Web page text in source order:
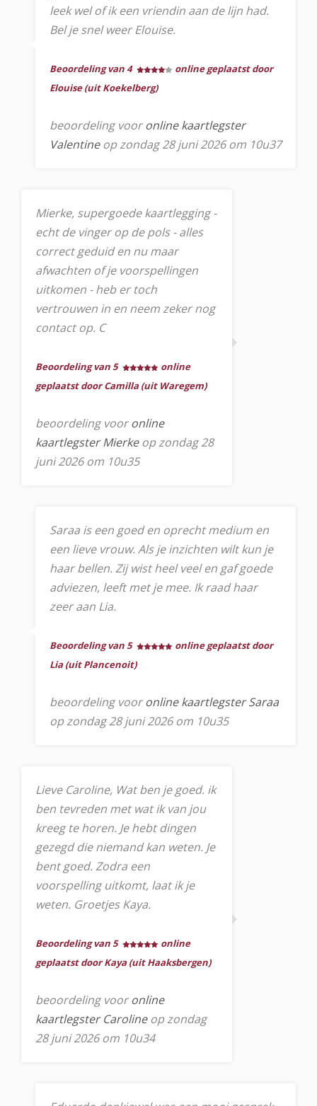
leek wel of ik een vriendin aan de lijn had.
Bel je snel weer Elouise.
Beoordeling van 4
online geplaatst door
Elouise (uit Koekelberg)
beoordeling vooronline kaartlegster
Valentineop zondag 28 juni 2026 om 10u37
Mierke, supergoede kaartlegging -
echt de vinger op de pols - alles
correct geduid en nu maar
afwachten of je voorspellingen
uitkomen - heb er toch
vertrouwen in en neem zeker nog
contact op. C
Beoordeling van 5
online
geplaatst door Camilla (uit Waregem)
beoordeling vooronline
kaartlegster Mierkeop zondag 28
juni 2026 om 10u35
Saraa is een goed en oprecht medium en
een lieve vrouw. Als je inzichten wilt kun je
haar bellen. Zij wist heel veel en gaf goede
adviezen, leeft met je mee. Ik raad haar
zeer aan Lia.
Beoordeling van 5
online geplaatst door
Lia (uit Plancenoit)
beoordeling vooronline kaartlegster Saraa
op zondag 28 juni 2026 om 10u35
Lieve Caroline, Wat ben je goed. ik
ben tevreden met wat ik van jou
kreeg te horen. Je hebt dingen
gezegd die niemand kan weten. Je
bent goed. Zodra een
voorspelling uitkomt, laat ik je
weten. Groetjes Kaya.
Beoordeling van 5
online
geplaatst door Kaya (uit Haaksbergen)
beoordeling vooronline
kaartlegster Carolineop zondag
28 juni 2026 om 10u34